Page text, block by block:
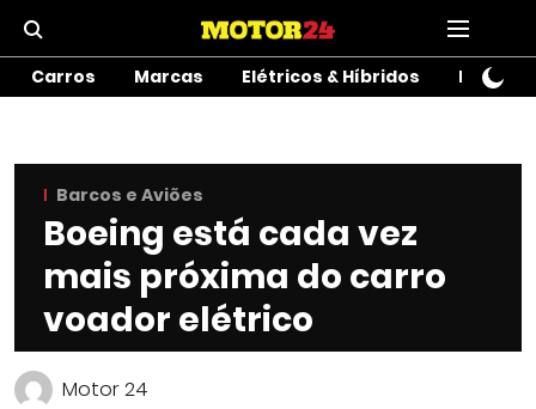
Carros Marcas Elétricos & Híbridos Motos
Barcos e Aviões
Boeing está cada vez
mais próxima do carro
voador elétrico
Motor 24